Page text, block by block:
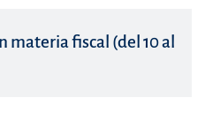
materia fiscal (del 10 al